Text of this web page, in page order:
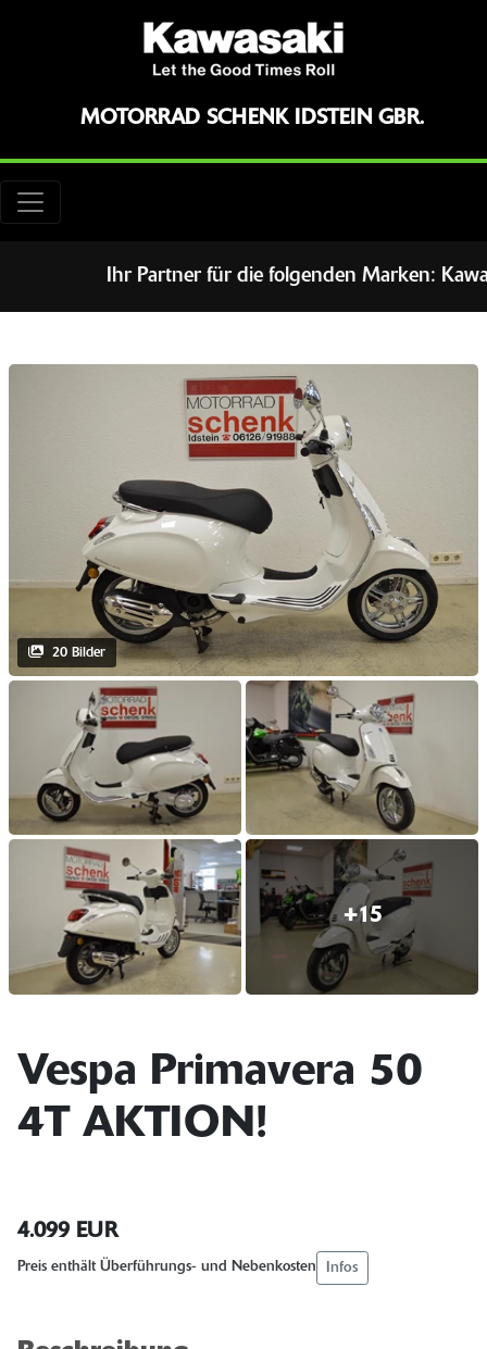
MOTORRAD SCHENK IDSTEIN GBR.
Ihr Partner für die folgenden Marken:
20 Bilder
+15
Vespa Primavera 50
4T AKTION!
4.099 EUR
Preis enthält Überführungs- und Nebenkosten Infos